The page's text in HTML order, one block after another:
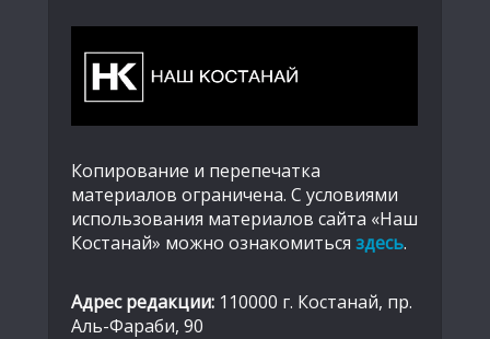
Копирование и перепечатка
материалов ограничена. С условиями
использования материалов сайта «Наш
Костанай» можно ознакомиться здесь.
Адрес редакции: 110000 г. Костанай, пр.
Аль-Фараби, 90